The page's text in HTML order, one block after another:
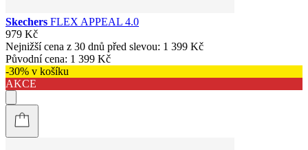
Skechers FLEX APPEAL 4.0
979 Kč
Nejnižší cena z 30 dnů před slevou: 1 399 Kč
Původní cena: 1 399 Kč
-30% v košíku
AKCE